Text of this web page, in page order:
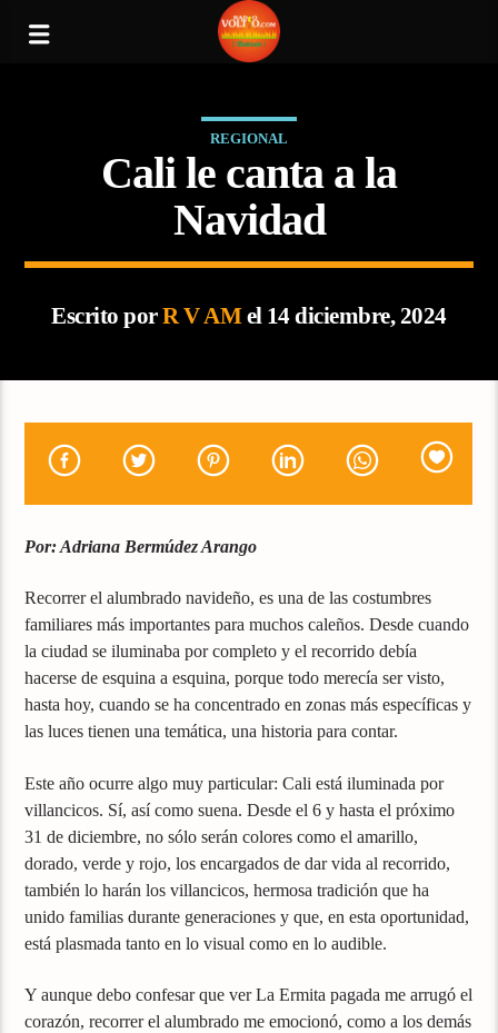
REGIONAL
Cali le canta a la
Navidad
Escrito porR V AMel 14 diciembre, 2024
Por: Adriana Bermúdez Arango
Recorrer el alumbrado navideño, es una de las costumbres
familiares más importantes para muchos caleños. Desde cuando
la ciudad se iluminaba por completo y el recorrido debía
hacerse de esquina a esquina, porque todo merecía ser visto,
hasta hoy, cuando se ha concentrado en zonas más específicas y
las luces tienen una temática, una historia para contar.
Este año ocurre algo muy particular: Cali está iluminada por
villancicos. Sí, así como suena. Desde el 6 y hasta el próximo
31 de diciembre, no sólo serán colores como el amarillo,
dorado, verde y rojo, los encargados de dar vida al recorrido,
también lo harán los villancicos, hermosa tradición que ha
unido familias durante generaciones y que, en esta oportunidad,
está plasmada tanto en lo visual como en lo audible.
Y aunque debo confesar que ver La Ermita pagada me arrugó el
corazón, recorrer el alumbrado me emocionó, como a los demás